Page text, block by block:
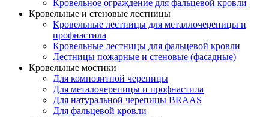
Кровельное ограждение для фальцевой кровли
Кровельные и стеновые лестницы
Кровельные лестницы для металлочерепицы и
профнастила
Кровельные лестницы для фальцевой кровли
Лестницы пожарные и стеновые (фасадные)
Кровельные мостики
Для композитной черепицы
Для металочерепицы и профнастила
Для натуральной черепицы BRAAS
Для фальцевой кровли